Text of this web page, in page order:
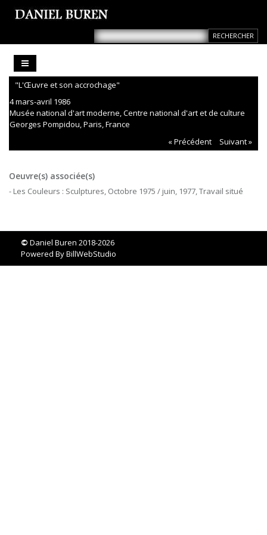
"L'Œuvre et son accrochage"
4 mars-avril 1986
Musée national d'art moderne, Centre national d'art et de culture
Georges Pompidou, Paris, France
« Précédent
Suivant »
Oeuvre(s) associée(s)
- Les Couleurs : Sculptures, Octobre 1975 / juin, 1977, Travail situé
© Daniel Buren 2018-2026
Powered ByBillWebStudio